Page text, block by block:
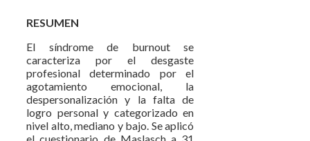
RESUMEN
El síndrome de burnout se
caracteriza por el desgaste
profesional determinado por el
agotamiento emocional, la
despersonalización y la falta de
logro personal y categorizado en
nivel alto, mediano y bajo. Se aplicó